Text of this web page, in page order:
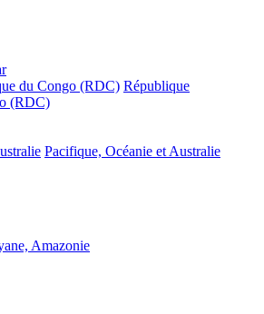
du Congo (RDC) République
(RDC)
Pacifique, Océanie et Australie
Amazonie